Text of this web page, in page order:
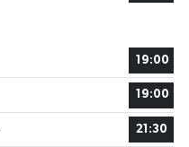
19:00
19:00
21:30